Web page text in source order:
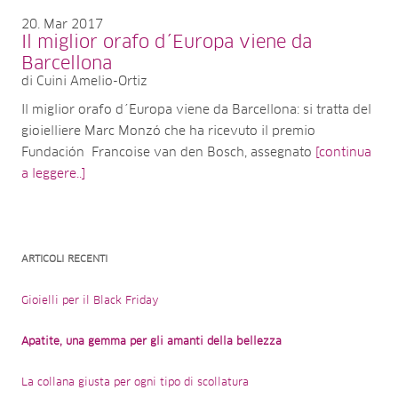
20 Mar 2017
Il miglior orafo d´Europa viene da
Barcellona
di Cuini Amelio-Ortiz
Il miglior orafo d´Europa viene da Barcellona: si tratta del
gioielliere Marc Monzó che ha ricevuto il premio
Fundación Francoise van den Bosch, assegnato
[continua
a leggere..]
ARTICOLI RECENTI
Gioielli per il Black Friday
Apatite, una gemma per gli amanti della bellezza
La collana giusta per ogni tipo di scollatura